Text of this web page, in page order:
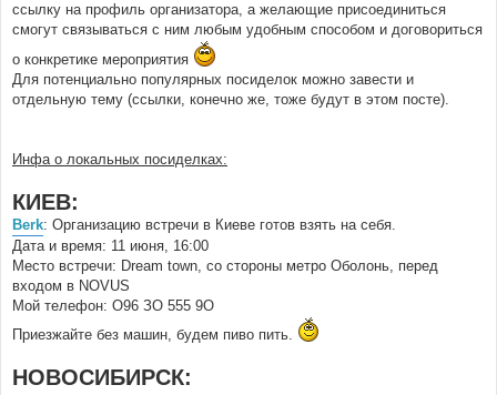
ссылку на профиль организатора, а желающие присоединиться
смогут связываться с ним любым удобным способом и договориться
о конкретике мероприятия
Для потенциально популярных посиделок можно завести и
отдельную тему (ссылки, конечно же, тоже будут в этом посте).
Инфа о локальных посиделках:
КИЕВ:
Berk: Организацию встречи в Киеве готов взять на себя.
Дата и время: 11 июня, 16:00
Место встречи: Dream town, со стороны метро Оболонь, перед
входом в NOVUS
Мой телефон: О96 ЗО 555 9О
Приезжайте без машин, будем пиво пить.
НОВОСИБИРСК: